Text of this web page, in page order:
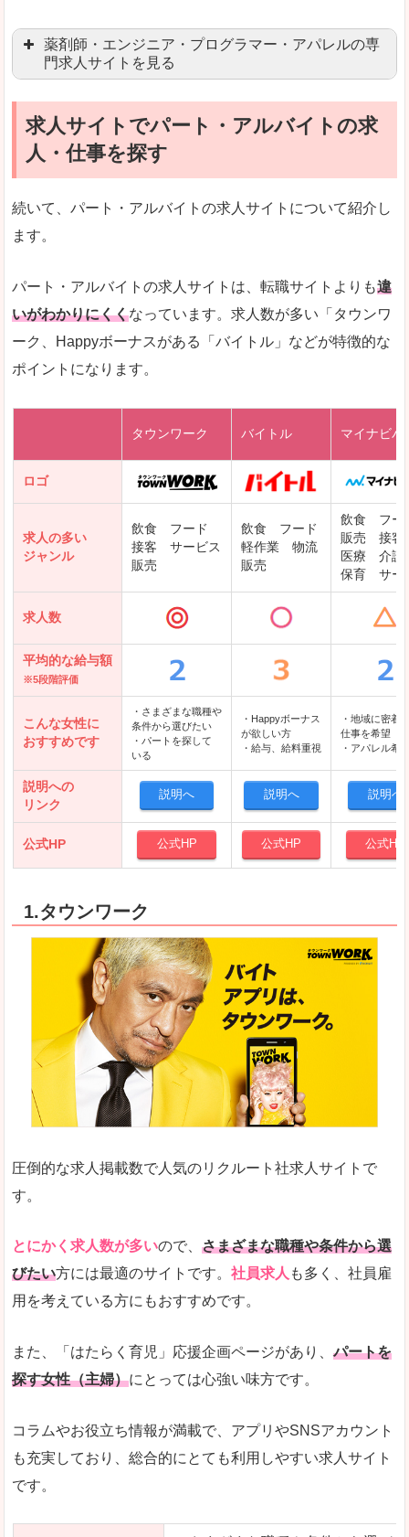
検索人気キーワードの上位が「40代」「50代」
使いやすさ
文字が大きくて見やすいです。
求人を含んだページを見てみる
薬剤師・エンジニア・プログラマー・アパレルの専
門求人サイトを見る
マイナビ薬剤師
リクナビ薬剤師
ファルマスタッフ
薬キャリ(エムスリー)
ファーマキャリア
レバテックキャリア
DODAエンジニア IT
クリーデンス
テンプスタッフ
アパレル転職なび
求人サイトでパート・アルバイトの求
人・仕事を探す
続いて、パート・アルバイトの求人サイトについて紹介し
ます。
パート・アルバイトの求人サイトは、転職サイトよりも違
いがわかりにくくなっています。求人数が多い「タウンワ
ーク、Happyボーナスがある「バイトル」などが特徴的な
ポイントになります。
タウンワーク バイトル マイナビバ
ロゴ
求人の多い
ジャンル
飲食 フード
接客 サービス
販売
飲食 フード
軽作業 物流
販売
飲食 フー
販売 接客
医療 介護
保育 サー
求人数
平均的な給与額
※5段階評価
こんな女性に
おすすめです
・さまざまな職種や
条件から選びたい
・パートを探して
いる
・Happyボーナス
が欲しい方
・給与、給料重視
・地域に密着
仕事を希望
・アパレル希
説明への
リンク
説明へ 説明へ 説明へ
公式HP 公式HP 公式HP 公式HP
1.タウンワーク
圧倒的な求人掲載数で人気のリクルート社求人サイトで
す。
とにかく求人数が多いので、 さまざまな職種や条件から選
びたい方には最適のサイトです。 社員求人 も多く、社員雇
用を考えている方にもおすすめです。
また、「はたらく育児」応援企画ページがあり、パートを
探す女性（主婦）にとっては心強い味方です。
コラムやお役立ち情報が満載で、アプリやSNSアカウント
も充実しており、総合的にとても利用しやすい求人サイト
です。